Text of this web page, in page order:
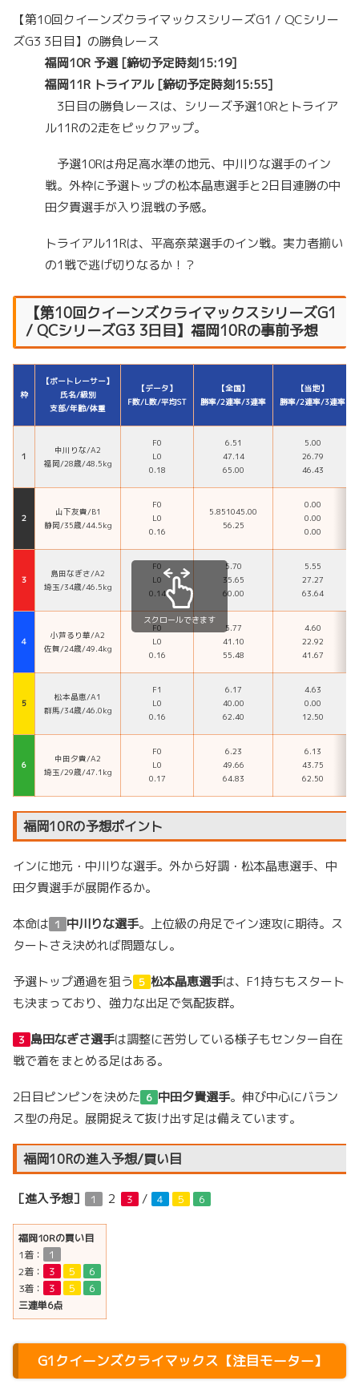
【第10回クイーンズクライマックスシリーズG1 / QCシリー
ズG3 3日目】の勝負レース
福岡10R 予選 [締切予定時刻15:19]
福岡11R トライアル [締切予定時刻15:55]
3日目の勝負レースは、シリーズ予選10Rとトライア
ル11Rの2走をピックアップ。
予選10Rは舟足高水準の地元、中川りな選手のイン
戦。外枠に予選トップの松本晶恵選手と2日目連勝の中
田夕貴選手が入り混戦の予感。
トライアル11Rは、平高奈菜選手のイン戦。実力者揃い
の1戦で逃げ切りなるか！？
【第10回クイーンズクライマックスシリーズG1
/ QCシリーズG3 3日目】福岡10Rの事前予想
枠
【ボートレーサー】
氏名/級別
支部/年齢/体重
【データ】
F数/L数/平均ST
【全国】
勝率/2連率/3連率
【当地】
勝率/2連率/3連率
１
中川りな/A2
福岡/28歳/48.5kg
F0
L0
0.18
6.51
47.14
65.00
5.00
26.79
46.43
２
山下友貴/B1
静岡/35歳/44.5kg
F0
L0
0.16
5.851045.00
56.25
0.00
0.00
0.00
３
島田なぎさ/A2
埼玉/34歳/46.5kg
F0
L0
0.14
5.70
35.65
60.00
5.55
27.27
63.64
４
小芦るり華/A2
佐賀/24歳/49.4kg
F0
L0
0.16
5.77
41.10
55.48
4.60
22.92
41.67
５
松本晶恵/A1
群馬/34歳/46.0kg
F1
L0
0.16
6.17
40.00
62.40
4.63
0.00
12.50
６
中田夕貴/A2
埼玉/29歳/47.1kg
F0
L0
0.17
6.23
49.66
64.83
6.13
43.75
62.50
スクロールできます
福岡10Rの予想ポイント
インに地元・中川りな選手。外から好調・松本晶恵選手、中
田夕貴選手が展開作るか。
本命は １ 中川りな選手。上位級の舟足でイン速攻に期待。ス
タートさえ決めれば問題なし。
予選トップ通過を狙う ５ 松本晶恵選手は、F1持ちもスタート
も決まっており、強力な出足で気配抜群。
３ 島田なぎさ選手は調整に苦労している様子もセンター自在
戦で着をまとめる足はある。
2日目ピンピンを決めた ６ 中田夕貴選手。伸び中心にバラン
ス型の舟足。展開捉えて抜け出す足は備えています。
福岡10Rの進入予想/買い目
［進入予想］ １ ２ ３ / ４ ５ ６
福岡10Rの買い目
1着：
１
2着：
３ ５
６
3着：
３ ５
６
三連単6点
G1クイーンズクライマックス【注目モーター】